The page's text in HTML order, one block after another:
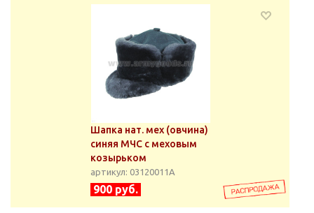
Шапка нат. мех (овчина)
синяя МЧС с меховым
козырьком
артикул: 03120011А
900 руб.